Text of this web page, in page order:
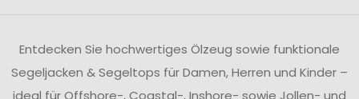
Entdecken Sie hochwertiges Ölzeug sowie funktionale
Segeljacken & Segeltops für Damen, Herren und Kinder –
ideal für Offshore-, Coastal-, Inshore- sowie Jollen- und